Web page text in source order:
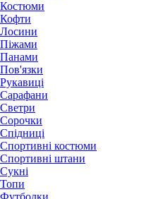
Костюми
Кофти
Лосини
Піжами
Панами
Пов'язки
Рукавиці
Сарафани
Светри
Сорочки
Спідниці
Спортивні костюми
Спортивні штани
Сукні
Топи
Футболки